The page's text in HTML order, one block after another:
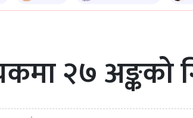
२७ अङ्कको